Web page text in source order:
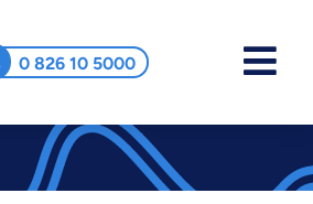
0 826 10 5000